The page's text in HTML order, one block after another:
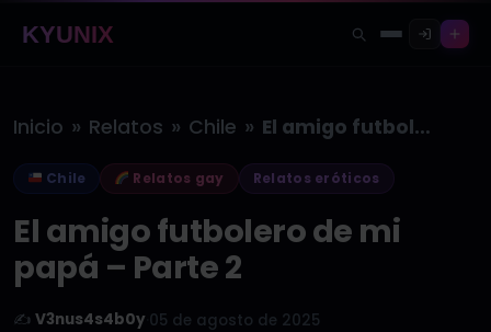
KYUNIX
Inicio » Relatos » Chile » El amigo futbolero de mi papá…
Chile Relatos gay Relatos eróticos
El amigo futbolero de mi
papá – Parte 2
✍️ V3nus4s4b0y 05 de agosto de 2025